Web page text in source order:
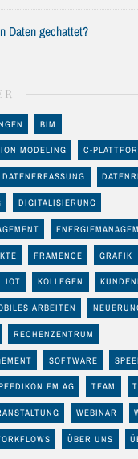
Daten gechattet?
BIM
MODELING C-
DATENERFASSUNG
DIGITALISIERUNG
FRAMENCE GRAFIK
IOT KOLLEGEN
ARBEITEN
RECHENZENTRUM
SOFTWARE
FM AG TEAM
WEBINAR
ÜBER UNS